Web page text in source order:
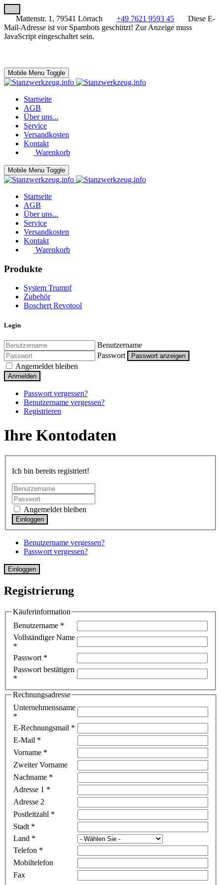
Mattenstr. 1, 79541 Lörrach +49 7621 9593 45
Diese E-
Mail-Adresse ist vor Spambots geschützt! Zur Anzeige muss
JavaScript eingeschaltet sein.
Mobile Menu Toggle
Startseite
AGB
Über uns...
Service
Versandkosten
Kontakt
Warenkorb
Mobile Menu Toggle
Startseite
AGB
Über uns...
Service
Versandkosten
Kontakt
Warenkorb
Produkte
System Trumpf
Zubehör
Boschert Revotool
Login
Benutzername
Passwort
Passwort anzeigen
Angemeldet bleiben
Anmelden
Passwort vergessen?
Benutzername vergessen?
Registrieren
Ihre Kontodaten
Ich bin bereits registriert!
Angemeldet bleiben
Benutzername vergessen?
Passwort vergessen?
Einloggen
Registrierung
Käuferinformation
Benutzername *
Vollständiger Name
*
Passwort *
Passwort bestätigen
*
Rechnungsadresse
Unternehmensname
*
E-Rechnungsmail *
E-Mail *
Vorname *
Zweiter Vorname
Nachname *
Adresse 1 *
Adresse 2
Postleitzahl *
Stadt *
Land *
Telefon *
Mobiltelefon
Fax